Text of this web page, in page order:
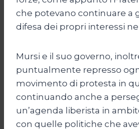
che potevano continuare a
difesa dei propri interessi
Mursi e il suo governo,
puntualmente represso
movimento di protesta in
continuando anche a
un’agenda liberista in
con quelle politiche che